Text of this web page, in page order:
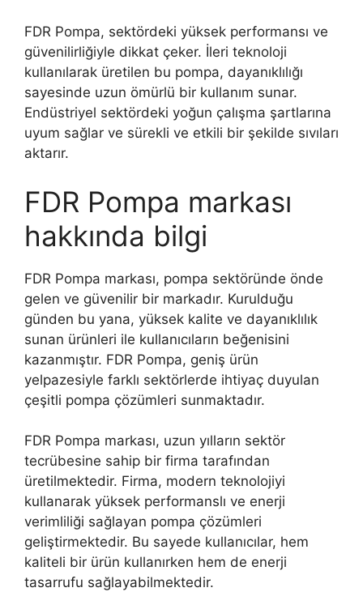
FDR Pompa, sektördeki yüksek performansı ve
güvenilirliğiyle dikkat çeker. İleri teknoloji
kullanılarak üretilen bu pompa, dayanıklılığı
sayesinde uzun ömürlü bir kullanım sunar.
Endüstriyel sektördeki yoğun çalışma şartlarına
uyum sağlar ve sürekli ve etkili bir şekilde sıvıları
aktarır.
FDR Pompa markası
hakkında bilgi
FDR Pompa markası, pompa sektöründe önde
gelen ve güvenilir bir markadır. Kurulduğu
günden bu yana, yüksek kalite ve dayanıklılık
sunan ürünleri ile kullanıcıların beğenisini
kazanmıştır. FDR Pompa, geniş ürün
yelpazesiyle farklı sektörlerde ihtiyaç duyulan
çeşitli pompa çözümleri sunmaktadır.
FDR Pompa markası, uzun yılların sektör
tecrübesine sahip bir firma tarafından
üretilmektedir. Firma, modern teknolojiyi
kullanarak yüksek performanslı ve enerji
verimliliği sağlayan pompa çözümleri
geliştirmektedir. Bu sayede kullanıcılar, hem
kaliteli bir ürün kullanırken hem de enerji
tasarrufu sağlayabilmektedir.